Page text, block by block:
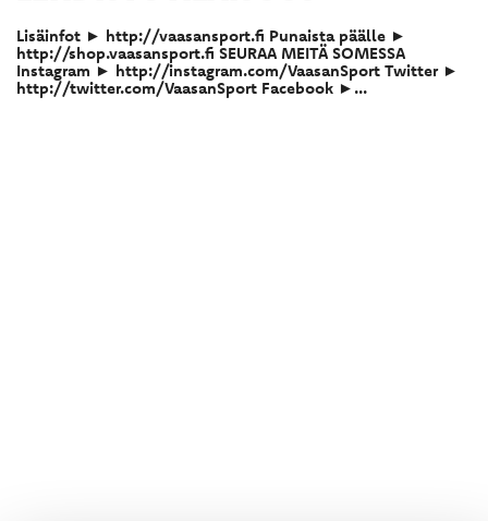
Lisäinfot ► http://vaasansport.fi Punaista päälle ►
http://shop.vaasansport.fi SEURAA MEITÄ SOMESSA
Instagram ► http://instagram.com/VaasanSport Twitter ►
http://twitter.com/VaasanSport Facebook ►...